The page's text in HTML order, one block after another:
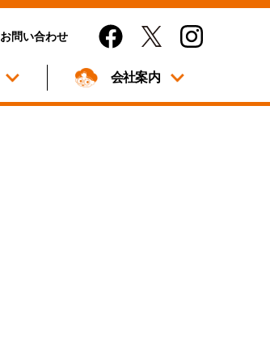
お問い合わせ
会社案内